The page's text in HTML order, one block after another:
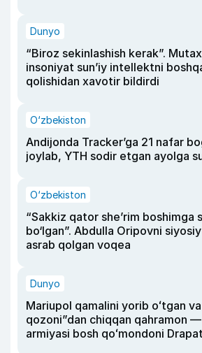
Dunyo
“Biroz sekinlashish kerak”.
insoniyat sun’iy intellektni
qolishidan xavotir bildirdi
O‘zbekiston
Andijonda Tracker’ga 21 nafar
joylab, YTH sodir etgan ayolga
O‘zbekiston
“Sakkiz qator she’rim boshimga
bo‘lgan”. Abdulla Oripovni
asrab qolgan voqea
Dunyo
Mariupol qamalini yorib oʻtgan
qozoni”dan chiqqan qahramon
armiyasi bosh qoʻmondoni